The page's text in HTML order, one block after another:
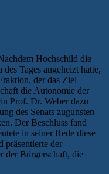
Hochschild die
Tages angeheizt hatte,
der das Ziel
die Autonomie der
Prof. Dr. Weber dazu
des Senats zugunsten
Der Beschluss fand
in seiner Rede diese
präsentierte der
der Bürgerschaft, die